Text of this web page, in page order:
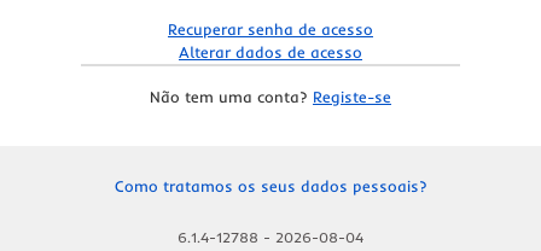
Recuperar senha de acesso
Alterar dados de acesso
Não tem uma conta? Registe-se
Como tratamos os seus dados pessoais?
6.1.4-12788 - 2026-08-04